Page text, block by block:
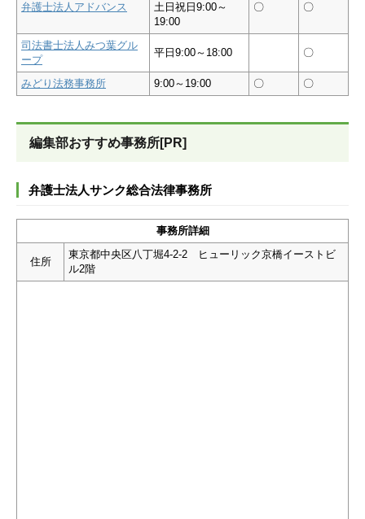
弁護士法人アドバンス
土日祝日9:00～
19:00
〇 〇
司法書士法人みつ葉グル
ープ
平日9:00～18:00 〇
みどり法務事務所 9:00～19:00 〇 〇
編集部おすすめ事務所[PR]
弁護士法人サンク総合法律事務所
事務所詳細
住所
東京都中央区八丁堀4-2-2 ヒューリック京橋イーストビ
ル2階